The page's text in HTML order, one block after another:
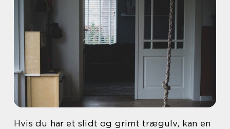
Hvis du har et slidt og grimt trægulv, kan en